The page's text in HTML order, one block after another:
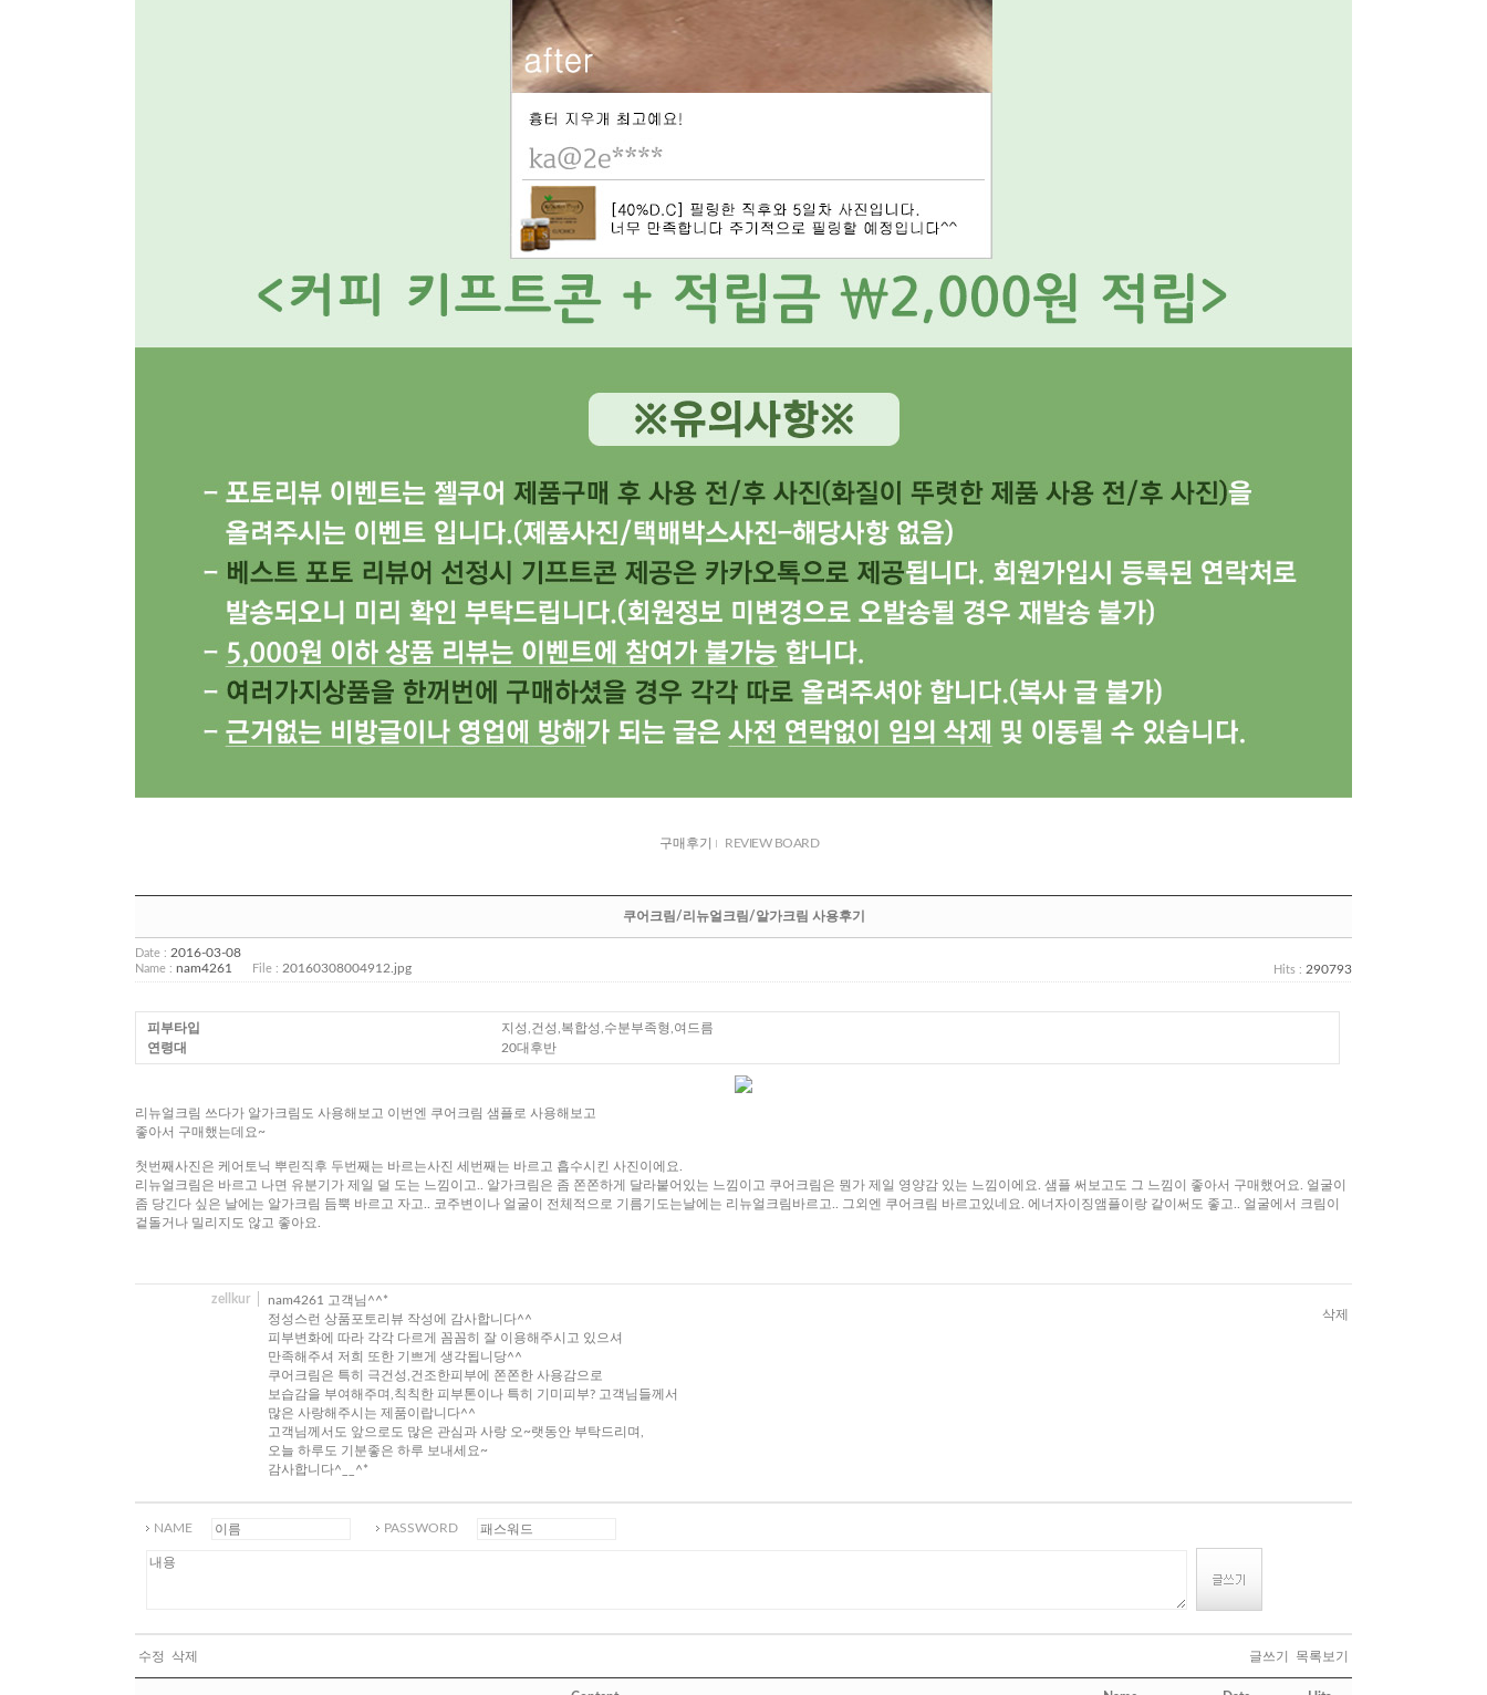
구매후기 REVIEW BOARD
쿠어크림/리뉴얼크림/알가크림 사용후기
Date : 2016-03-08
Name : nam4261 File : 20160308004912.jpg Hits : 290793
피부타입
연령대
지성,건성,복합성,수분부족형,여드름
20대후반
리뉴얼크림 쓰다가 알가크림도 사용해보고 이번엔 쿠어크림 샘플로 사용해보고
좋아서 구매했는데요~
첫번째사진은 케어토닉 뿌린직후 두번째는 바르는사진 세번째는 바르고 흡수시킨 사진이에요.
리뉴얼크림은 바르고 나면 유분기가 제일 덜 도는 느낌이고.. 알가크림은 좀 쫀쫀하게 달라붙어있는 느낌이고 쿠어크림은 뭔가 제일 영양감 있는 느낌이에요. 샘플 써보고도 그 느낌이 좋아서 구매했어요. 얼굴이
좀 당긴다 싶은 날에는 알가크림 듬뿍 바르고 자고.. 코주변이나 얼굴이 전체적으로 기름기도는날에는 리뉴얼크림바르고.. 그외엔 쿠어크림 바르고있네요. 에너자이징앰플이랑 같이써도 좋고.. 얼굴에서 크림이
겉돌거나 밀리지도 않고 좋아요.
zellkur
nam4261 고객님^^*
정성스런 상품포토리뷰 작성에 감사합니다^^
피부변화에 따라 각각 다르게 꼼꼼히 잘 이용해주시고 있으셔
만족해주셔 저희 또한 기쁘게 생각됩니당^^
쿠어크림은 특히 극건성,건조한피부에 쫀쫀한 사용감으로
보습감을 부여해주며,칙칙한 피부톤이나 특히 기미피부? 고객님들께서
많은 사랑해주시는 제품이랍니다^^
고객님께서도 앞으로도 많은 관심과 사랑 오~랫동안 부탁드리며,
오늘 하루도 기분좋은 하루 보내세요~
감사합니다^__^*
삭제
NAME PASSWORD
수정 삭제 글쓰기 목록보기